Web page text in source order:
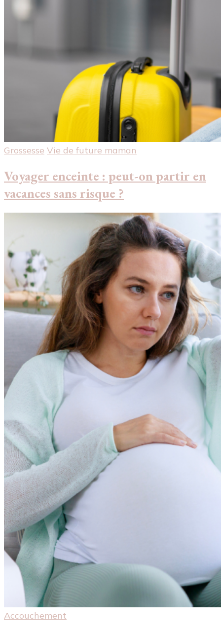
Grossesse Vie de future maman
Voyager enceinte : peut-on partir en
vacances sans risque ?
Accouchement